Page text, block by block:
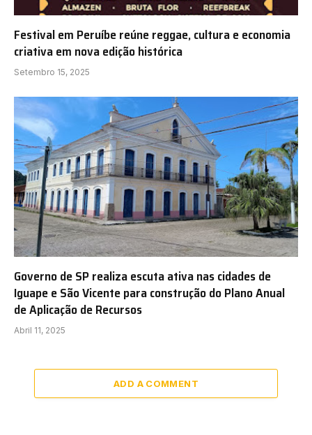
Festival em Peruíbe reúne reggae, cultura e economia
criativa em nova edição histórica
Setembro 15, 2025
Governo de SP realiza escuta ativa nas cidades de
Iguape e São Vicente para construção do Plano Anual
de Aplicação de Recursos
Abril 11, 2025
ADD A COMMENT